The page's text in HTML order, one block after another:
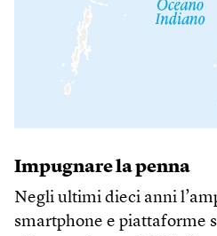
Impugnare la penna
Negli ultimi dieci anni
smartphone e piattaforme